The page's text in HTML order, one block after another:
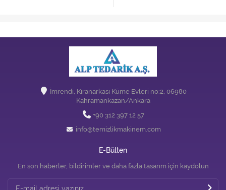
İmrendi, Kıranarkası Küme Evleri no:2, 06980
Kahramankazan/Ankara
+90 312 397 12 57
info@temizlikmakinem.com
E-Bülten
En son haberler, bildirimler ve daha fazla tasarım için kaydolun